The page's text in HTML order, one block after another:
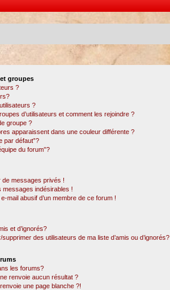
groupes
?
?
d’utilisateurs et comment les rejoindre ?
groupe ?
apparaissent dans une couleur différente ?
par défaut”?
du forum”?
messages privés !
indésirables !
mail abusif d’un membre de ce forum !
et d’ignorés?
des utilisateurs de ma liste d’amis ou d’ignorés?
les forums?
renvoie aucun résultat ?
une page blanche ?!